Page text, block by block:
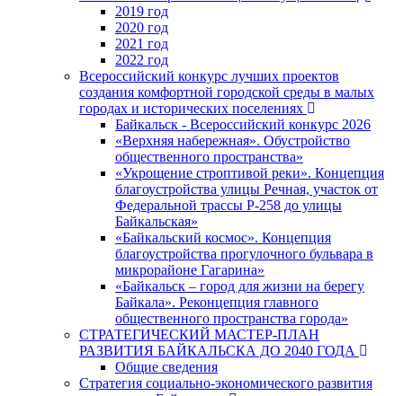
2019 год
2020 год
2021 год
2022 год
Всероссийский конкурс лучших проектов
создания комфортной городской среды в малых
городах и исторических поселениях
Байкальск - Всероссийский конкурс 2026
«Верхняя набережная». Обустройство
общественного пространства»
«Укрощение строптивой реки». Концепция
благоустройства улицы Речная, участок от
Федеральной трассы Р-258 до улицы
Байкальская»
«Байкальский космос». Концепция
благоустройства прогулочного бульвара в
микрорайоне Гагарина»
«Байкальск – город для жизни на берегу
Байкала». Реконцепция главного
общественного пространства города»
СТРАТЕГИЧЕСКИЙ МАСТЕР-ПЛАН
РАЗВИТИЯ БАЙКАЛЬСКА ДО 2040 ГОДА
Общие сведения
Стратегия социально-экономического развития